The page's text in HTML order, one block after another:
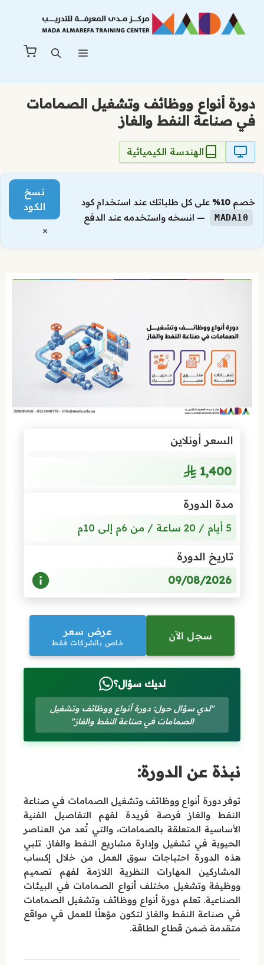
المحتوى
دورة أنواع ووظائف وتشغيل الصمامات
في صناعة النفط والغاز
الهندسة الكيميائية
خصم 10% على كل طلباتك عند استخدام كود
MADA10 — انسخه واستخدمه عند الدفع
نسخ
الكود
×
السعر أونلاين
1٬400
مدة الدورة
5 أيام / 20 ساعة / من 6م إلى 10م
تاريخ الدورة
09/08/2026
سجل الآن عرض سعر
خاص بالشركات فقط
لديك سؤال؟
"لدي سؤال حول: دورة أنواع ووظائف وتشغيل
الصمامات في صناعة النفط والغاز"
نبذة عن الدورة:
توفر دورة أنواع ووظائف وتشغيل الصمامات في صناعة
النفط والغاز فرصة فريدة لفهم التفاصيل الفنية
الأساسية المتعلقة بالصمامات، والتي تُعد من العناصر
الحيوية في تشغيل وإدارة مشاريع النفط والغاز. تلبي
هذه الدورة احتياجات سوق العمل من خلال إكساب
المشاركين المهارات النظرية اللازمة لفهم تصميم
ووظيفة وتشغيل مختلف أنواع الصمامات في البيئات
الصناعية. تعلم دورة أنواع ووظائف وتشغيل الصمامات
في صناعة النفط والغاز لتكون مؤهلًا للعمل في مواقع
متقدمة ضمن قطاع الطاقة.